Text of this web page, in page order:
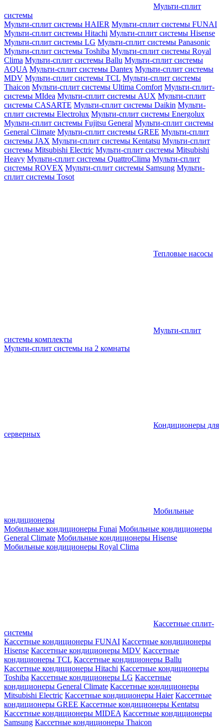
Мульти-сплит
системы
Мульти-сплит системы HAIER Мульти-сплит системы FUNAI
Мульти-сплит системы Hitachi Мульти-сплит системы Hisense
Мульти-сплит системы LG Мульти-сплит системы Panasonic
Мульти-сплит системы Toshiba Мульти-сплит системы Royal
Clima Мульти-сплит системы Ballu Мульти-сплит системы
AQUA Мульти-сплит системы Dantex Мульти-сплит системы
MDV Мульти-сплит системы TCL Мульти-сплит системы
Thaicon Мульти-сплит системы Ultima Comfort Мульти-сплит-
системы MIdea Мульти-сплит системы AUX Мульти-сплит
системы CASARTE Мульти-сплит системы Daikin Мульти-
сплит системы Electrolux Мульти-сплит системы Energolux
Мульти-сплит системы Fujitsu General Мульти-сплит системы
General Climate Мульти-сплит системы GREE Мульти-сплит
системы JAX Мульти-сплит системы Kentatsu Мульти-сплит
системы Mitsubishi Electric Мульти-сплит системы Mitsubishi
Heavy Мульти-сплит системы QuattroClima Мульти-сплит
системы ROVEX Мульти-сплит системы Samsung Мульти-
сплит системы Tosot
Тепловые насосы
Мульти-сплит
системы комплекты
Мульти-сплит системы на 2 комнаты
Кондиционеры для
серверных
Мобильные
кондиционеры
Мобильные кондиционеры Funai Мобильные кондиционеры
General Climate Мобильные кондиционеры Hisense
Мобильные кондиционеры Royal Clima
Кассетные сплит-
системы
Кассетные кондиционеры FUNAI Кассетные кондиционеры
Hisense Кассетные кондиционеры MDV Кассетные
кондиционеры TCL Кассетные кондиционеры Ballu
Кассетные кондиционеры Hitachi Кассетные кондиционеры
Toshiba Кассетные кондиционеры LG Кассетные
кондиционеры General Climate Кассетные кондиционеры
Mitsubishi Electric Кассетные кондиционеры Haier Кассетные
кондиционеры GREE Кассетные кондиционеры Kentatsu
Кассетные кондиционеры MIDEA Кассетные кондиционеры
Samsung Кассетные кондиционеры Thaicon